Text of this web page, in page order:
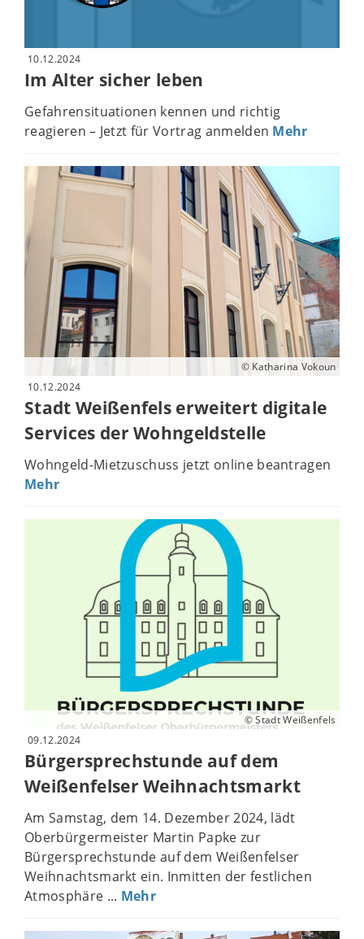
10.12.2024
Im Alter sicher leben
Gefahrensituationen kennen und richtig
reagieren – Jetzt für Vortrag anmelden Mehr
© Katharina Vokoun
10.12.2024
Stadt Weißenfels erweitert digitale
Services der Wohngeldstelle
Wohngeld-Mietzuschuss jetzt online beantragen
Mehr
© Stadt Weißenfels
09.12.2024
Bürgersprechstunde auf dem
Weißenfelser Weihnachtsmarkt
Am Samstag, dem 14. Dezember 2024, lädt
Oberbürgermeister Martin Papke zur
Bürgersprechstunde auf dem Weißenfelser
Weihnachtsmarkt ein. Inmitten der festlichen
Atmosphäre ... Mehr